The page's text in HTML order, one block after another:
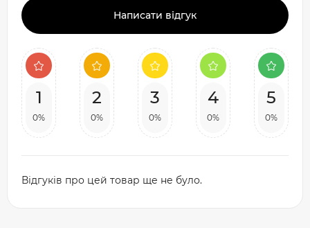
Написати відгук
1
0%
2
0%
3
0%
4
0%
5
0%
Відгуків про цей товар ще не було.